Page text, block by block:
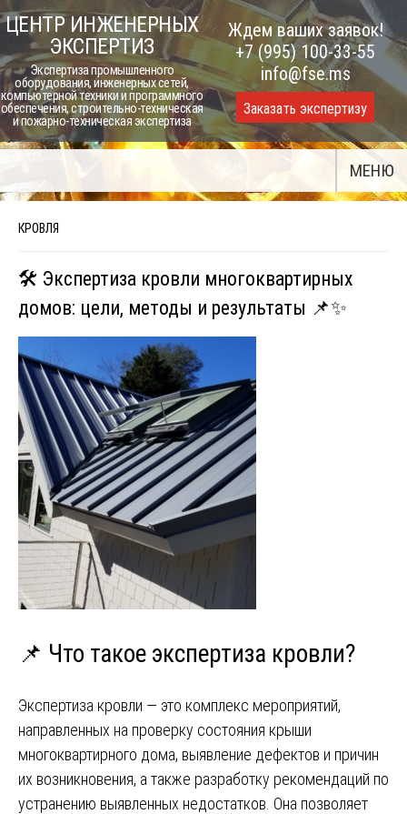
Skip
to
content
ЦЕНТР ИНЖЕНЕРНЫХ
ЭКСПЕРТИЗ
Экспертиза промышленного
оборудования, инженерных сетей,
компьютерной техники и программного
обеспечения, строительно-техническая
и пожарно-техническая экспертиза
Ждем ваших заявок!
+7 (995) 100-33-55
info@fse.ms
Заказать экспертизу
МЕНЮ
КРОВЛЯ
🛠️ Экспертиза кровли многоквартирных
домов: цели, методы и результаты 📌✨
📌 Что такое экспертиза кровли?
Экспертиза кровли — это комплекс мероприятий,
направленных на проверку состояния крыши
многоквартирного дома, выявление дефектов и причин
их возникновения, а также разработку рекомендаций по
устранению выявленных недостатков. Она позволяет